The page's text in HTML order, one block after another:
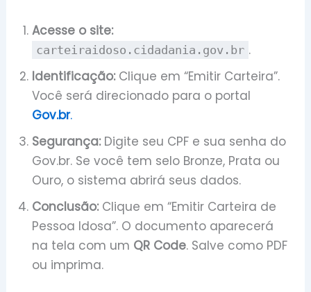
Acesse o site:
carteiraidoso.cidadania.gov.br .
Identificação:Clique em “Emitir Carteira”.
Você será direcionado para o portal
Gov.br.
Segurança:Digite seu CPF e sua senha do
Gov.br. Se você tem selo Bronze, Prata ou
Ouro, o sistema abrirá seus dados.
Conclusão:Clique em “Emitir Carteira de
Pessoa Idosa”. O documento aparecerá
na tela com um QR Code. Salve como PDF
ou imprima.